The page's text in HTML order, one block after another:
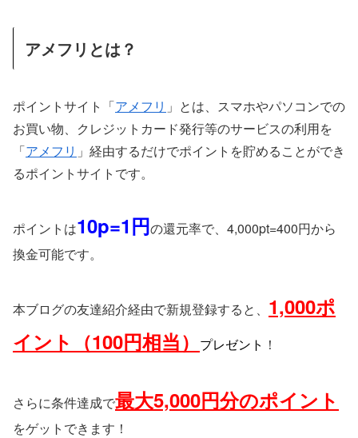
アメフリとは？
ポイントサイト「アメフリ 」とは、スマホやパソコンでの
お買い物、クレジットカード発行等のサービスの利用を
「アメフリ 」経由するだけでポイントを貯めることができ
るポイントサイトです。
ポイントは10p=1円の還元率で、4,000pt=400円から
換金可能です。
本ブログの友達紹介経由で新規登録すると、 1,000ポ
イント（100円相当）
プレゼント ！
さらに条件達成で最大5,000円分のポイント
をゲットできます！